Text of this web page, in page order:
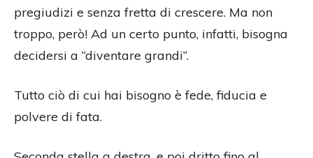
pregiudizi e senza fretta di crescere. Ma non
troppo, però! Ad un certo punto, infatti, bisogna
decidersi a “diventare grandi”.
Tutto ciò di cui hai bisogno è fede, fiducia e
polvere di fata.